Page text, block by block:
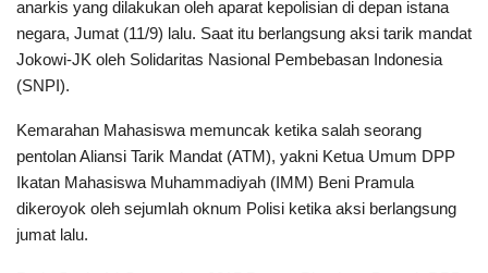
anarkis yang dilakukan oleh aparat kepolisian di depan istana
negara, Jumat (11/9) lalu. Saat itu berlangsung aksi tarik mandat
Jokowi-JK oleh Solidaritas Nasional Pembebasan Indonesia
(SNPI).
Kemarahan Mahasiswa memuncak ketika salah seorang
pentolan Aliansi Tarik Mandat (ATM), yakni Ketua Umum DPP
Ikatan Mahasiswa Muhammadiyah (IMM) Beni Pramula
dikeroyok oleh sejumlah oknum Polisi ketika aksi berlangsung
jumat lalu.